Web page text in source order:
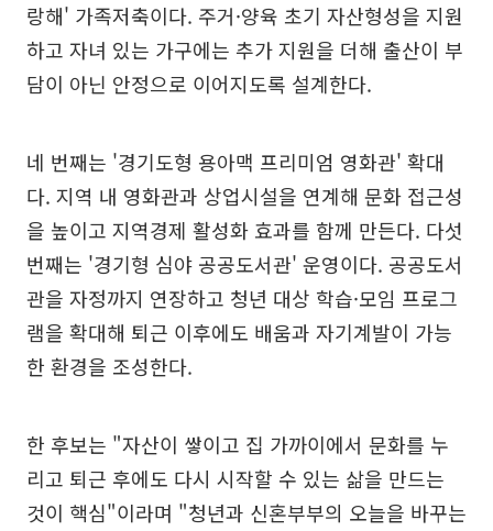
랑해' 가족저축이다. 주거·양육 초기 자산형성을 지원
하고 자녀 있는 가구에는 추가 지원을 더해 출산이 부
담이 아닌 안정으로 이어지도록 설계한다.
네 번째는 '경기도형 용아맥 프리미엄 영화관' 확대
다. 지역 내 영화관과 상업시설을 연계해 문화 접근성
을 높이고 지역경제 활성화 효과를 함께 만든다. 다섯
번째는 '경기형 심야 공공도서관' 운영이다. 공공도서
관을 자정까지 연장하고 청년 대상 학습·모임 프로그
램을 확대해 퇴근 이후에도 배움과 자기계발이 가능
한 환경을 조성한다.
한 후보는 "자산이 쌓이고 집 가까이에서 문화를 누
리고 퇴근 후에도 다시 시작할 수 있는 삶을 만드는
것이 핵심"이라며 "청년과 신혼부부의 오늘을 바꾸는